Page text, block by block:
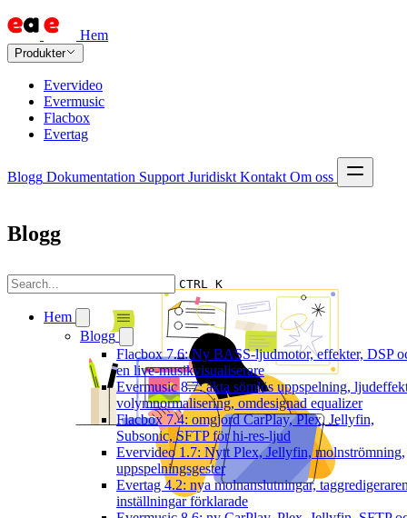
Hem
Produkter
Evervideo
Evermusic
Flacbox
Evertag
Blogg Dokumentation Support Juridiskt Kontakt Om oss
CTRL K
Hem
Blogg
Flacbox 7.6: Ny BASS-ljudmotor, effekter, DSP
en live-musikvisualiserare
Evermusic 8.7: äkta sömlös uppspelning,
volymnormalisering, omdesignad equalizer
Flacbox 7.4: omgjord CarPlay, Plex, Jellyfin,
Subsonic, SFTP för hi-res-ljud
Evervideo 1.7: Nytt Plex, Jellyfin, molnströmning,
uppspelningsgester
Evertag 4.2: nya molnanslutningar,
inställningar förklarade
Blogg